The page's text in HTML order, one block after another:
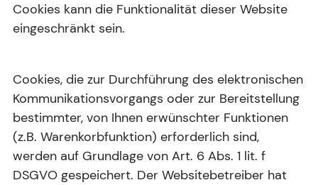
Cookies kann die Funktionalität dieser Website
eingeschränkt sein.
Cookies, die zur Durchführung des elektronischen
Kommunikationsvorgangs oder zur Bereitstellung
bestimmter, von Ihnen erwünschter Funktionen
(z.B. Warenkorbfunktion) erforderlich sind,
werden auf Grundlage von Art. 6 Abs. 1 lit. f
DSGVO gespeichert. Der Websitebetreiber hat